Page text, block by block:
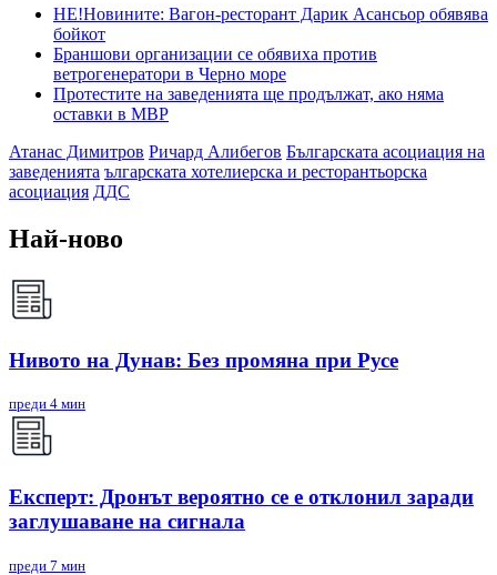
НЕ!Новините: Вагон-ресторант Дарик Асансьор обявява
бойкот
Браншови организации се обявиха против
ветрогенератори в Черно море
Протестите на заведенията ще продължат, ако няма
оставки в МВР
Атанас Димитров Ричард Алибегов Българската асоциация на
заведенията ългарската хотелиерска и ресторантьорска
асоциация ДДС
Най-ново
Нивото на Дунав: Без промяна при Русе
преди 4 мин
Експерт: Дронът вероятно се е отклонил заради
заглушаване на сигнала
преди 7 мин